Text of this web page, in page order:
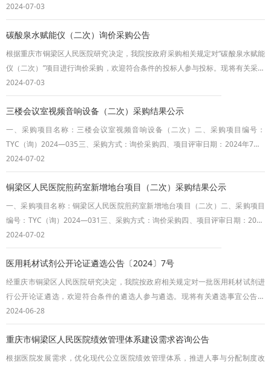
宜公告如下：一、项目采购清单（一）项目名称：光谱治疗仪（二次）；（二）
项目编号：TYC（询）2024-016（三）项目最高采购限价：40万元（四）定标办
法：最低评标价法。二、投标人资质1.投标人具有有效的《营业执照》、《税务
登记证》、《组织机构代码证》或多
2024-07-03
碳酸泉水赋能仪（二次）询价采购公告
根据重庆市铜梁区人民医院研究决定，我院按政府采购相关规定对“碳酸泉水赋能
仪（二次）”项目进行询价采购，欢迎符合条件的投标人参与投标。现将有关采购
事宜公告如下：一、项目采购清单（一）项目名称：碳酸泉水赋能仪（二次）；
（二）项目编号：TYC（询）2024-011（三）项目最高采购限价：3.98万元
（四）定标办法：最低评标价法。二、投标人资质1.投标人具有有效的《营业执
照》、《税务登记证》、《组织机构
2024-07-03
三楼会议室视频音响设备（二次）采购结果公示
一、采购项目名称：三楼会议室视频音响设备（二次）二、采购项目编号：
TYC（询）2024—035三、采购方式：询价采购四、项目评审日期：2024年7月2
日五、项目公示日期：2024年7月3日六、公告期限：1个工作日七、中标结果：
1.中标人：铜梁区博越网络信息技术服务中心2.中标金额：￥169403.地址：重庆
市铜梁区东城街道兴农东街57号重庆市铜梁区人民医院2024年7月2日
2024-07-02
铜梁区人民医院煎药室新增地台项目（二次）采购结果公示
一、采购项目名称：铜梁区人民医院煎药室新增地台项目（二次）二、采购项目
编号：TYC（询）2024—031三、采购方式：询价采购四、项目评审日期：2024
年7月2日五、项目公示日期：2024年7月3日六、公告期限：1个工作日七、中标
结果：1.中标人：重庆轩灿建筑工程有限公司2.中标金额：￥289913.地址：重庆
市铜梁区安居镇十字街49号附1号（自主承诺）重庆市铜梁区人民医院2024年7月
2日
2024-07-02
医用耗材试剂公开论证遴选公告〔2024〕7号
经重庆市铜梁区人民医院研究决定，我院按政府相关规定对一批医用耗材试剂进
行公开论证遴选，欢迎符合条件的遴选人参与遴选。现将有关遴选事宜公告如
下：一、拟进的医用耗材试剂品目种类分包号遴选产品名称品规不分包吸收性可
溶止血材料具体规格型号详见遴选文件二、遴选文件的获取遴选文件获取方式：
本项目遴选文件在重庆市铜梁区人民医院官网（www.tlxrmyy.net）上免费下载。
三、报名及《遴选参与文件》的递交截
2024-06-28
重庆市铜梁区人民医院绩效管理体系建设需求咨询公告
根据医院发展需求，优化现代公立医院绩效管理体系，推进人事与分配制度改